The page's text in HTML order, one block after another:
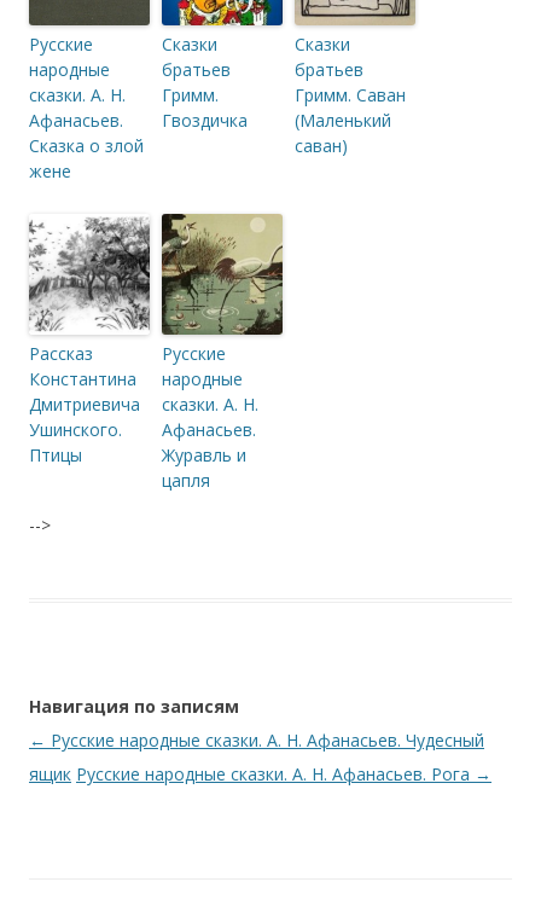
Русские
народные
сказки. А. Н.
Афанасьев.
Сказка о злой
жене
Сказки
братьев
Гримм.
Гвоздичка
Сказки
братьев
Гримм. Саван
(Маленький
саван)
Рассказ
Константина
Дмитриевича
Ушинского.
Птицы
Русские
народные
сказки. А. Н.
Афанасьев.
Журавль и
цапля
-->
Навигация по записям
← Русские народные сказки. А. Н. Афанасьев. Чудесный
ящик Русские народные сказки. А. Н. Афанасьев. Рога →